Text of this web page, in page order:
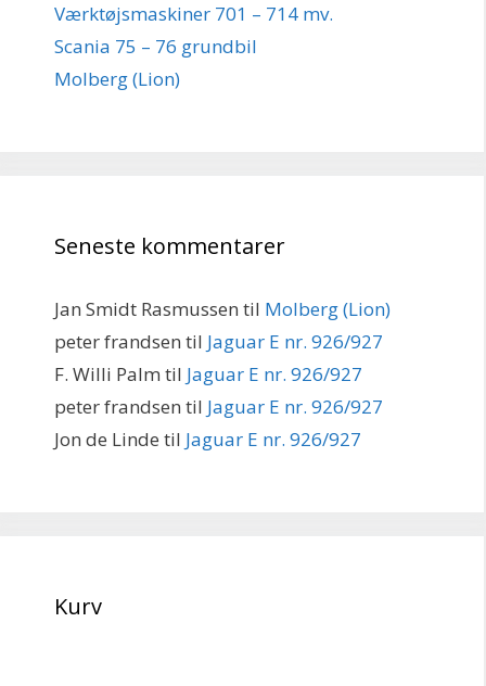
Værktøjsmaskiner 701 – 714 mv.
Scania 75 – 76 grundbil
Molberg (Lion)
Seneste kommentarer
Jan Smidt Rasmussen til Molberg (Lion)
peter frandsen til Jaguar E nr. 926/927
F. Willi Palm til Jaguar E nr. 926/927
peter frandsen til Jaguar E nr. 926/927
Jon de Linde til Jaguar E nr. 926/927
Kurv